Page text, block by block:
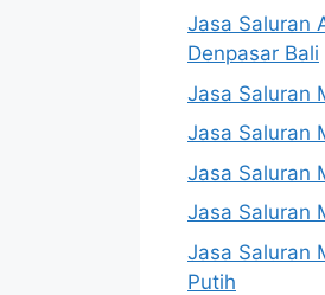
Jasa Saluran
Denpasar Bali
Jasa Saluran
Jasa Saluran
Jasa Saluran
Jasa Saluran
Jasa Saluran
Putih